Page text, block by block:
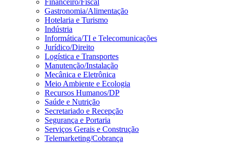
Financeiro/Fiscal
Gastronomia/Alimentação
Hotelaria e Turismo
Indústria
Informática/TI e Telecomunicações
Jurídico/Direito
Logística e Transportes
Manutenção/Instalação
Mecânica e Eletrônica
Meio Ambiente e Ecologia
Recursos Humanos/DP
Saúde e Nutrição
Secretariado e Recepção
Segurança e Portaria
Serviços Gerais e Construção
Telemarketing/Cobrança